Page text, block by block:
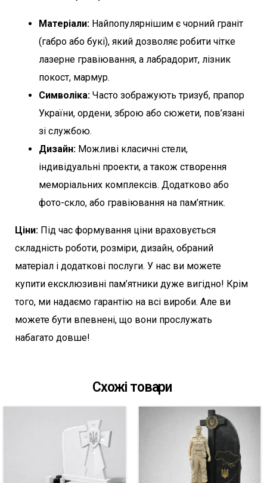
Матеріали: Найпопулярнішим є чорний граніт
(габро або букі), який дозволяє робити чітке
лазерне гравіювання, а лабрадорит, лізник
покост, мармур.
Символіка: Часто зображують тризуб, прапор
України, ордени, зброю або сюжети, пов’язані
зі службою.
Дизайн: Можливі класичні стели,
індивідуальні проекти, а також створення
меморіальних комплексів. Додатково або
фото-скло, або гравіювання на пам’ятник.
Ціни: Під час формування ціни враховується
складність роботи, розміри, дизайн, обраний
матеріал і додаткові послуги. У нас ви можете
купити ексклюзивні пам’ятники дуже вигідно! Крім
того, ми надаємо гарантію на всі вироби. Але ви
можете бути впевнені, що вони прослужать
набагато довше!
Схожі товари